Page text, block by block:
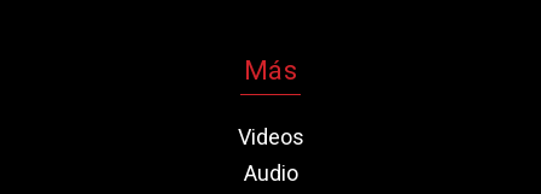
Más
Videos
Audio